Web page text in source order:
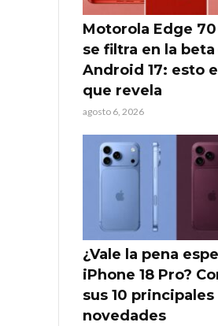
Motorola Edge
se filtra en la beta
Android 17: esto
que revela
agosto 6, 2026
¿Vale la pena
iPhone 18 Pro?
sus 10 principales
novedades